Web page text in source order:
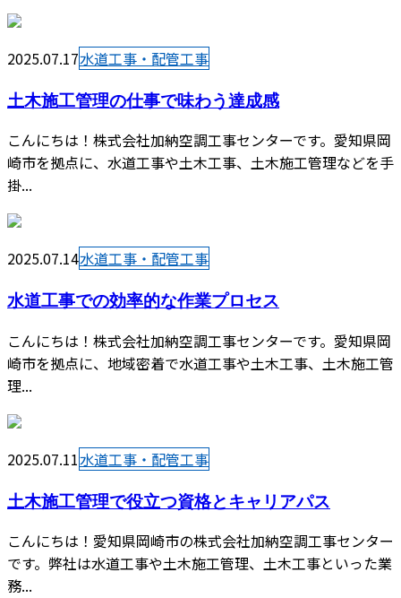
2025.07.17水道工事・配管工事
土木施工管理の仕事で味わう達成感
こんにちは！株式会社加納空調工事センターです。愛知県岡
崎市を拠点に、水道工事や土木工事、土木施工管理などを手
掛...
2025.07.14水道工事・配管工事
水道工事での効率的な作業プロセス
こんにちは！株式会社加納空調工事センターです。愛知県岡
崎市を拠点に、地域密着で水道工事や土木工事、土木施工管
理...
2025.07.11水道工事・配管工事
土木施工管理で役立つ資格とキャリアパス
こんにちは！愛知県岡崎市の株式会社加納空調工事センター
です。弊社は水道工事や土木施工管理、土木工事といった業
務...